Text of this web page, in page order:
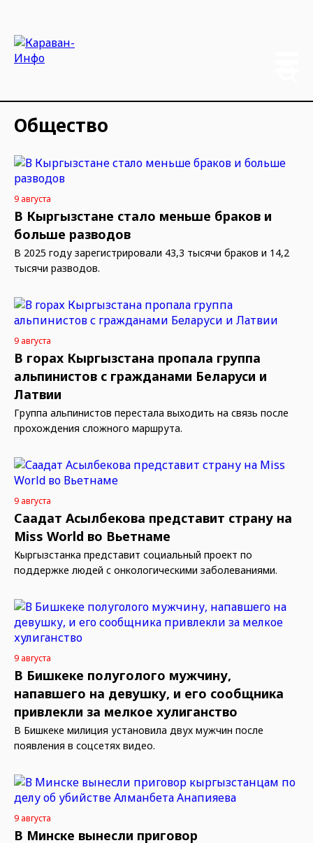
Общество
9 августа
В Кыргызстане стало меньше браков и
больше разводов
В 2025 году зарегистрировали 43,3 тысячи браков и 14,2
тысячи разводов.
9 августа
В горах Кыргызстана пропала группа
альпинистов с гражданами Беларуси и
Латвии
Группа альпинистов перестала выходить на связь после
прохождения сложного маршрута.
9 августа
Саадат Асылбекова представит страну на
Miss World во Вьетнаме
Кыргызстанка представит социальный проект по
поддержке людей с онкологическими заболеваниями.
9 августа
В Бишкеке полуголого мужчину,
напавшего на девушку, и его сообщника
привлекли за мелкое хулиганство
В Бишкеке милиция установила двух мужчин после
появления в соцсетях видео.
9 августа
В Минске вынесли приговор